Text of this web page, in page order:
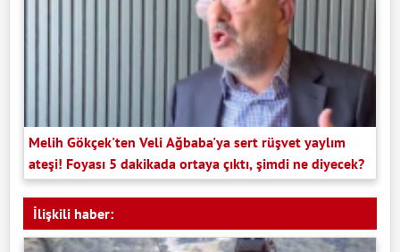
Melih Gökçek'ten Veli Ağbaba'ya sert rüşvet yaylım
ateşi! Foyası 5 dakikada ortaya çıktı, şimdi ne diyecek?
İlişkili haber: